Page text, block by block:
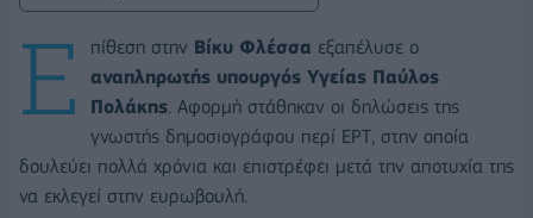
Ε πίθεση στην Βίκυ Φλέσσα εξαπέλυσε ο
αναπληρωτής υπουργός Υγείας Παύλος
Πολάκης. Αφορμή στάθηκαν οι δηλώσεις της
γνωστής δημοσιογράφου περί ΕΡΤ, στην οποία
δουλεύει πολλά χρόνια και επιστρέφει μετά την αποτυχία της
να εκλεγεί στην ευρωβουλή.